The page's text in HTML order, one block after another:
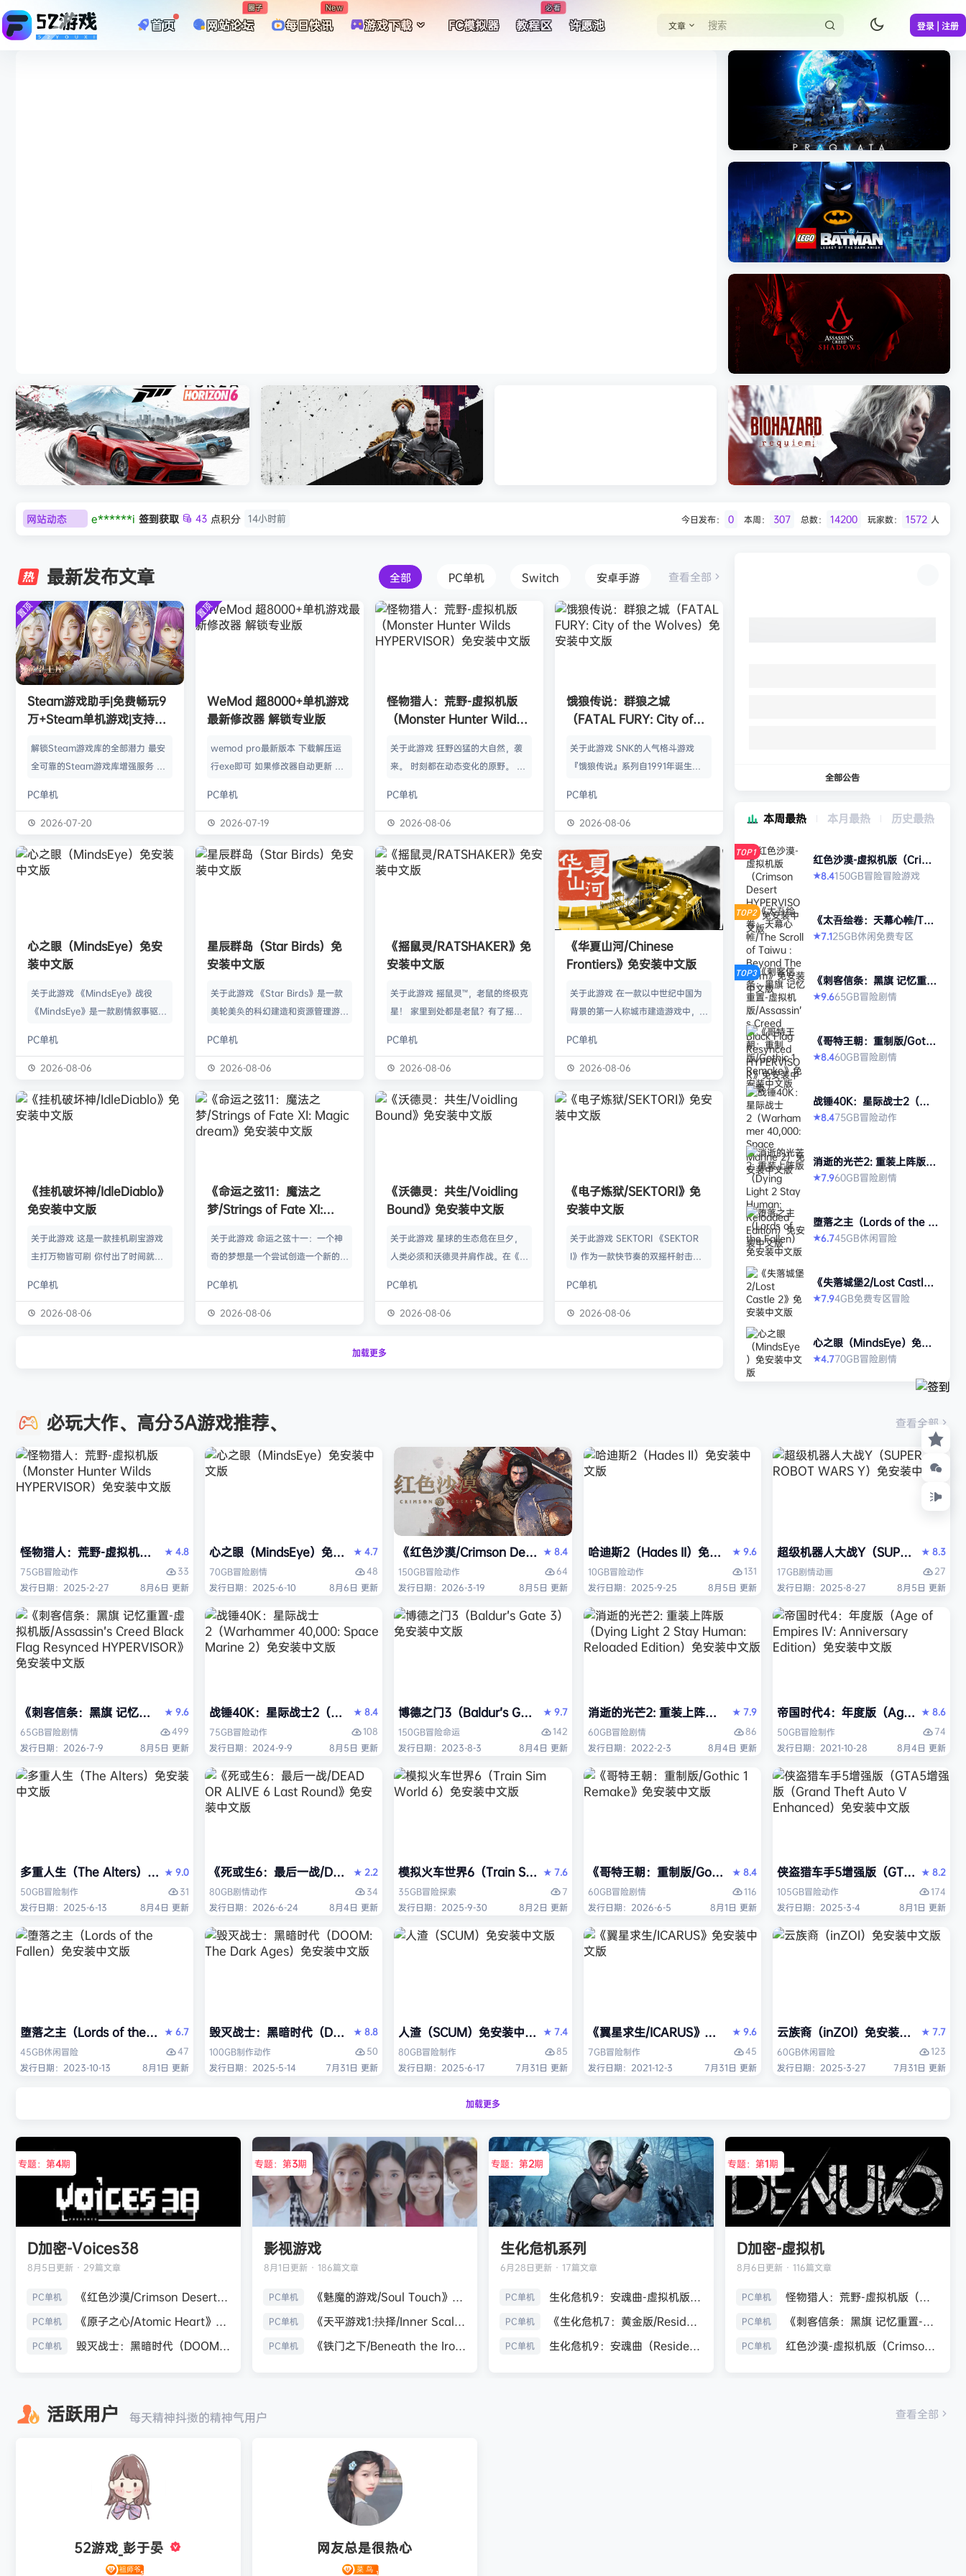
首页 网站论坛
圈子
每日快讯
New
游戏下载 FC模拟器 教程区
必看
许愿池 文章 登录 | 注册
《剑星/Stellar Blade》本体+修改器打包下载 解压即玩
《识质存在/PRAGMATA》免安装中文版
《乐高蝙蝠侠：黑暗骑士之遗/LEGO
Batman: Legacy of the Dark Knight》
免安装中文版
《刺客信条：影/Assassin’s Creed
Shadows》免安装版，非虚拟机
网站动态 e******i 签到获取 43 点积分 14小时前
普洱 签到获取
欢迎0**3 加入本站 8月6日
欢迎c***s 加入本站 8月6日
欢迎V****y 加入本站
欢迎j***j 加入本站
欢迎1******4 加入本站
l***g 签到获取 点积分 8月5日
w******g 签到获取 49 点积分 8月4日
欢迎D****Z 加入本站 11小时前
欢迎有*酱 加入本站 13小时前
今日发布： 0 本周： 307 总数： 14200 玩家数： 1572 人
最新发布文章 全部 PC单机 Switch 安卓手游 查看全部
置顶
Steam游戏助手|免费畅玩9
万+Steam单机游戏|支持D
解锁Steam游戏库的全部潜力 最安
全可靠的Steam游戏库增强服务 工
修改任何steam设置、安全可靠、
可入库游戏总数 94000+、无视已
机。 无需为每一款游戏单独付费，
只需支付一次工具费用或订阅费，即
无压力地尝试各种类型的游戏。操
作…
PC单机
2026-07-20
置顶
WeMod 超8000+单机游戏
最新修改器 解锁专业版
wemod pro最新版本 下载解压运
行exe即可 如果修改器自动更新 把
r 这个文件替换到新版的即可。 We
Mod 目前支持超过千款热门游戏，
修改器原作者都入驻了，所以修改器
内容更新应该也是最全、最及时的。
大…
PC单机
2026-07-19
怪物猎人：荒野-虚拟机版
（Monster Hunter Wilds
版
关于此游戏 狂野凶猛的大自然，袭
来。 时刻都在动态变化的原野。 这
的怪物与人们的故事。 你会化为以
狩猎强大怪物为生的“猎人”，使用狩
并逐渐解明这个世界与人们之间的关
联。 进化的狩猎动作，寻求连续不
的边境上，一名少年“纳塔”获救。
公会根…
PC单机
2026-08-06
饿狼传说：群狼之城
（FATAL FURY: City of
关于此游戏 SNK的人气格斗游戏
『饿狼传说』系列自1991年诞生以
潮。从1999年的『饿狼 -MARK OF
THE WOLVES-』起，时隔26年，
the Wolves』终于登场！ ■新实装
了加速兴奋的“REV系统”！ 新实装
的“REV系统”可以从战斗开始发动各
种特殊攻击！“REV武技”、“REV加
速”，还有S.P.G.区…
PC单机
2026-08-06
心之眼（MindsEye）免安
装中文版
关于此游戏 《MindsEye》战役
《MindsEye》是一款剧情叙事驱动
背景设定在近未来沙漠城市红石城。
你将扮演雅各布·迪亚兹——一名退
体而饱受支离破碎的记忆困扰。在电
影化叙事的战役中，你将执行任务、
远不止红石城本身。 红石城 红石城
是…
PC单机
2026-08-06
星辰群岛（Star Birds）免
安装中文版
关于此游戏 《Star Birds》是一款
美轮美奂的科幻建造和资源管理游
群繁盛起来。不论是熟知此类题材的
老手玩家，还是只想浅尝神游太空滋
的陪伴。什么，你说是因为鸟群没了
你，就立马出乱子？哎呀呀，这也只
是其中一个原因而已啦。 扫描附近
是某些未知之物。建造生产设施，以
便开采资…
PC单机
2026-08-06
《摇鼠灵/RATSHAKER》免
安装中文版
关于此游戏 摇鼠灵™，老鼠的终极克
星！ 家里到处都是老鼠？有了摇鼠
灭所有不速之客！拿在手上大力摇，
剩下的交给摇鼠灵™就行了。不用夹
摸丢死老鼠！ 有了摇鼠灵™，一切尽
在掌握！把那只老鼠摇到服从，看着
恼瞬间无影无踪。 为什么选择摇鼠
灵™？ 轻松…
PC单机
2026-08-06
《华夏山河/Chinese
Frontiers》免安装中文版
关于此游戏 在一款以中世纪中国为
背景的第一人称城市建造游戏中，规
的工匠起步，循序渐进地规划、生产
并筑起宏伟建筑。管理村民，搭建生
的节奏繁荣发展——无压力，并享受
精巧系统带来的成就感。 探索三大
背景；它会塑造你的策略与可达成的
目标。发掘古老工…
PC单机
2026-08-06
《挂机破坏神/IdleDiablo》
免安装中文版
关于此游戏 这是一款挂机刷宝游戏
主打万物皆可刷 你付出了时间就必
独属于你的强大构筑 装备获取 游戏
中的[装备][技能][护身符]主要通过
每个大型章节有若干小关卡。 难度
可分为：…
PC单机
2026-08-06
《命运之弦11：魔法之
梦/Strings of Fate XI:
版
关于此游戏 命运之弦十一：一个神
奇的梦想是一个尝试创造一个新的幻
虚幻引擎的帮助下，使用已经熟悉的
图形技术和机制以丰富多彩的方式呈
组由命运聚集的五个角色来完成一项
伟大的使命-从古老的邪恶中拯救地
球！ 一个古老…
PC单机
2026-08-06
《沃德灵：共生/Voidling
Bound》免安装中文版
关于此游戏 星球的生态危在旦夕，
人类必须和沃德灵并肩作战。在《沃
生物学家，与被称为“沃德灵”的生物
神经链接。不断孵化、培育、升级、
挡、反击等技能的配…
PC单机
2026-08-06
《电子炼狱/SEKTORI》免
安装中文版
关于此游戏 SEKTORI 《SEKTOR
I》作为一款快节奏的双摇杆射击游
慎选择升级项目，打造强大的构筑，
置身风云变幻的战场，迎战源源不断
人种…
PC单机
2026-08-06
加载更多
全部公告
本周最热 本月最热 历史最热
TOP1
红色沙漠-虚拟机版（Crims
on Desert HYPERVISO
R）免安装中文版
★8.4150GB冒险冒险游戏
TOP2
《太吾绘卷：天幕心帷/The
Scroll of Taiwu : Beyond
The Dom》免安装中文版
★7.125GB休闲免费专区
TOP3
《刺客信条：黑旗 记忆重
置-虚拟机版/Assassin’s Cr
eed Black Flag Resynced
★9.665GB冒险剧情
《哥特王朝：重制版/Gothi
c 1 Remake》免安装中文
版
★8.460GB冒险剧情
战锤40K：星际战士2（Wa
rhammer 40,000: Space
Marine 2）免安装中文版
★8.475GB冒险动作
消逝的光芒2: 重装上阵版
（Dying Light 2 Stay Hu
man: Reloaded Edition）
★7.960GB冒险剧情
堕落之主（Lords of the F
allen）免安装中文版
★6.745GB休闲冒险
《失落城堡2/Lost Castle
2》免安装中文版
★7.94GB免费专区冒险
心之眼（MindsEye）免安
装中文版
★4.770GB冒险剧情
必玩大作、高分3A游戏推荐、 查看全部
怪物猎人：荒野-虚拟机版（Monster Hunter Wilds HYPERVISOR）免安装中文版
★ 4.8
75GB冒险动作
33
发行日期：2025-2-27
8月6日 更新
心之眼（MindsEye）免安装中文版
★ 4.7
70GB冒险剧情
48
发行日期：2025-6-10
8月6日 更新
《红色沙漠/Crimson Desert》免安装中文版
★8.4
150GB冒险动作
64
发行日期：2026-3-19
8月5日 更新
哈迪斯2（Hades II）免安装中文版
★9.6
10GB冒险动作
131
发行日期：2025-9-25
8月5日 更新
超级机器人大战Y（SUPER ★8.3
17GB剧情动画
27
发行日期：2025-8-27
8月5日 更新
《刺客信条：黑旗 记忆重置-虚拟机版/Assassin’s Creed Black Flag Resynced HYPERVISOR》免安装中文版
★ 9.6
65GB冒险剧情
499
发行日期：2026-7-9
8月5日 更新
战锤40K：星际战士2（Warhammer 40,000: Space Marine 2）免安装中文版
★ 8.4
75GB冒险动作
108
发行日期：2024-9-9
8月5日 更新
博德之门3（Baldur’s Gate 3）免安装中文版
★9.7
150GB冒险命运
142
发行日期：2023-8-3
8月4日 更新
消逝的光芒2: 重装上阵版（Dying Light 2 Stay Human: Reloaded
★7.9
60GB冒险剧情
86
发行日期：2022-2-3
8月4日 更新
帝国时代4：年度版（Age of
★8.6
50GB冒险制作
74
发行日期：2021-10-28
8月4日 更新
多重人生（The Alters）免安装中文版
★ 9.0
50GB冒险制作
31
发行日期：2025-6-13
8月4日 更新
《死或生6：最后一战/DEAD OR ALIVE 6 Last Round》免安装中文版
★ 2.2
80GB剧情动作
34
发行日期：2026-6-24
8月4日 更新
模拟火车世界6（Train Sim World 6）免安装中文版
★7.6
35GB冒险探索
7
发行日期：2025-9-30
8月2日 更新
《哥特王朝：重制版/Gothic 1 Remake》免安装中文版
★8.4
60GB冒险剧情
116
发行日期：2026-6-5
8月1日 更新
侠盗猎车手5增强版（GTA5增强
★8.2
105GB冒险动作
174
发行日期：2025-3-4
8月1日 更新
堕落之主（Lords of the Fallen）免安装中文版
★ 6.7
45GB休闲冒险
47
发行日期：2023-10-13
8月1日 更新
毁灭战士：黑暗时代（DOOM: The Dark Ages）免安装中文版
★ 8.8
100GB制作动作
50
发行日期：2025-5-14
7月31日 更新
人渣（SCUM）免安装中文版★7.4
80GB冒险制作
85
发行日期：2025-6-17
7月31日 更新
《翼星求生/ICARUS》免安装中文版
★9.6
7GB冒险制作
45
发行日期：2021-12-3
7月31日 更新
云族裔（inZOI）免安装中文版
★7.7
60GB休闲冒险
123
发行日期：2025-3-27
7月31日 更新
加载更多
专题：第4期
D加密-Voices38
8月5日更新 · 29篇文章
PC单机 《红色沙漠/Crimson Desert》免安装中文版
PC单机 《原子之心/Atomic Heart》免安装中文版
PC单机 毁灭战士：黑暗时代（DOOM: The Dark Ages）免安装中文版
专题：第3期
影视游戏
8月1日更新 · 186篇文章
PC单机 《魅魔的游戏/Soul Touch》免安装中文版
PC单机 《天平游戏1:抉择/Inner Scales 1：Choice》免安装中文版
PC单机 《铁门之下/Beneath the Iron Gate》免安装中文版
专题：第2期
生化危机系列
6月28日更新 · 17篇文章
PC单机 生化危机9：安魂曲-虚拟机版（Resident Evil Requiem HYPERVISOR）免安装中文版
PC单机 《生化危机7：黄金版/Resident Evil 7 Biohazard》免安装中文版
PC单机 生化危机9：安魂曲（Resident Evil Requiem）免安装中文版
专题：第1期
D加密-虚拟机
8月6日更新 · 116篇文章
PC单机 怪物猎人：荒野-虚拟机版（Monster Hunter Wilds HYPERVISOR）免安装中文版
PC单机 《刺客信条：黑旗 记忆重置-虚拟机版/Assassin’s Creed Black Flag Resynced HYPERVISOR》免安装中文版
PC单机 红色沙漠-虚拟机版（Crimson Desert HYPERVISOR）免安装中文版
活跃用户 每天精神抖擞的精神气用户 查看全部
52游戏_彭于晏 网友总是很热心